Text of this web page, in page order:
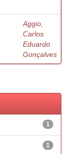
Aggio,
Carlos
Eduardo
Gonçalves
1
1